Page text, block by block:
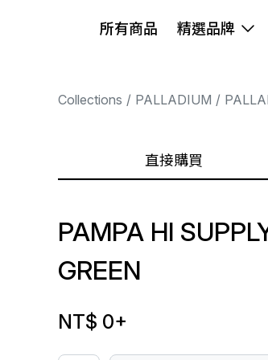
所有商品 精選品牌
Collections PALLADIUM
直接購買
PAMPA HI
GREEN
NT$ 0+